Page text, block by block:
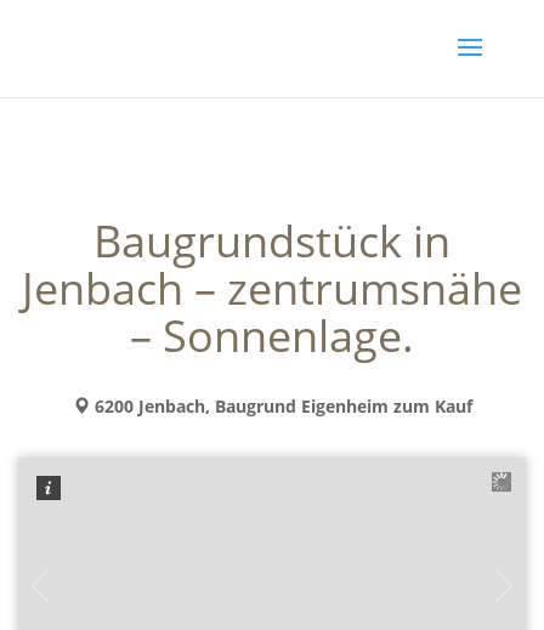
Baugrundstück in
Jenbach – zentrumsnähe
– Sonnenlage.
6200 Jenbach, Baugrund Eigenheim zum Kauf